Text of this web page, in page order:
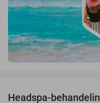
Headspa-